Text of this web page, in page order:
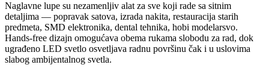
Naglavne lupe su nezamenljiv alat za sve koji rade sa sitnim
detaljima — popravak satova, izrada nakita, restauracija starih
predmeta, SMD elektronika, dental tehnika, hobi modelarsvo.
Hands-free dizajn omogućava obema rukama slobodu za rad, dok
ugrađeno LED svetlo osvetljava radnu površinu čak i u uslovima
slabog ambijentalnog svetla.